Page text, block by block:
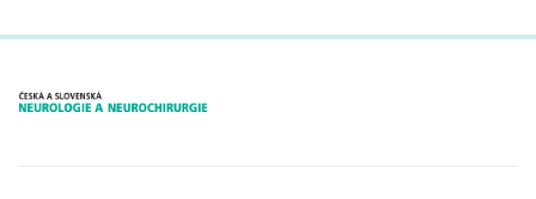
proLékaře.cz